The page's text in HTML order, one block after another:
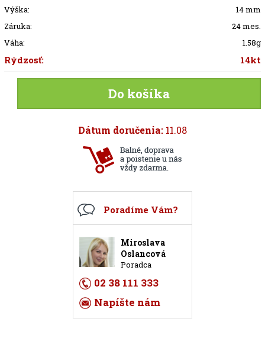
Výška:
14 mm
Záruka:
24 mes.
Váha:
1.58g
Rýdzosť: 14kt
Do košíka
Dátum doručenia: 11.08
Poradíme Vám?
Miroslava
Oslancová
Poradca
02 38 111 333
Napíšte nám